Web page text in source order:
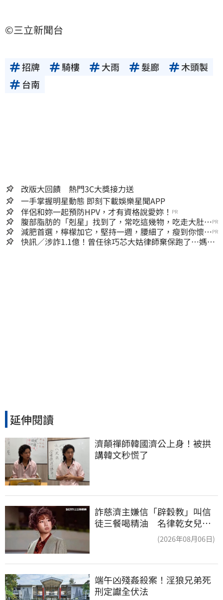
©三立新聞台
招牌 騎樓 大雨 髮廊
木頭製
台南
改版大回饋 熱門3C大獎接力送
一手掌握明星動態 即刻下載娛樂星聞APP
伴侶和妳一起預防HPV，才有資格說愛妳！ PR
腹部脂肪的「剋星」找到了，常吃這幾物，吃走大肚
囊，瘦出小蠻腰
PR
減肥首選，檸檬加它，堅持一週，腰細了，瘦到你懷疑
人生
PR
快訊／涉詐1.1億！曾任徐巧芯大姑律師棄保跑了…媽也
延伸閱讀
濟顛禪師韓國濟公上身！被拱
講韓文秒慌了
詐慈濟主嫌信「辟穀教」叫信
徒三餐喝精油 名律乾女兒卻
(2026年08月06日)
端午凶殘姦殺案！淫狼兄弟死
刑定讞全伏法